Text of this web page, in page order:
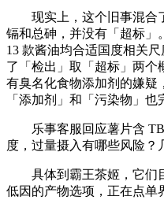
现实上，这个旧事混合
镉和总砷，并没有「超标」
13 款酱油均合适国度相关
了「检出」取「超标」两个
有臭名化食物添加剂的嫌疑
「添加剂」和「污染物」也
乐事客服回应薯片含
度，过量摄入有哪些风险？
具体到霸王茶姬，它们
低因的产物选项，正在点单